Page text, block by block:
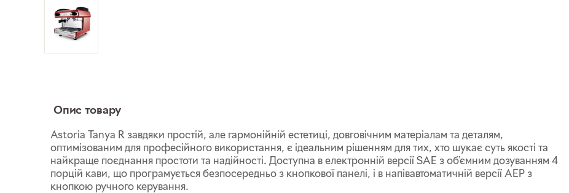
Опис товару
Astoria Tanya R завдяки простій, але гармонійній естетиці, довговічним матеріалам та деталям,
оптимізованим для професійного використання, є ідеальним рішенням для тих, хто шукає суть якості та
найкраще поєднання простоти та надійності. Доступна в електронній версії SAE з об'ємним дозуванням 4
порцій кави, що програмується безпосередньо з кнопкової панелі, і в напівавтоматичній версії AEP з
кнопкою ручного керування.